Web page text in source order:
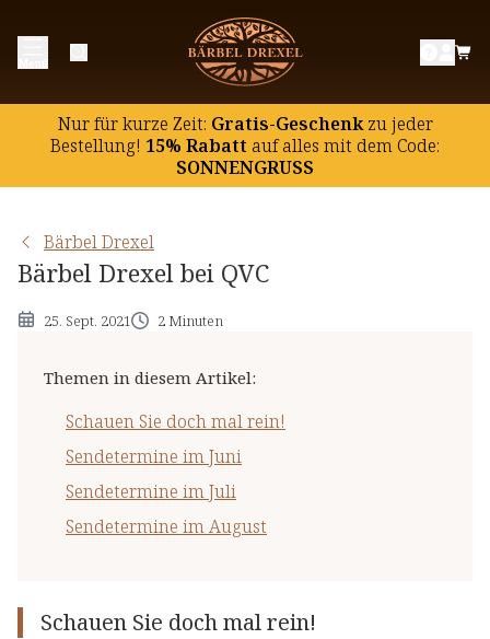
Nur für kurze Zeit: Gratis-Geschenkzu jeder
Bestellung! 15% Rabatt auf alles mit dem Code:
SONNENGRUSS
Bärbel Drexel
Bärbel Drexel bei QVC
25. Sept. 2021 2 Minuten
Themen in diesem Artikel:
Schauen Sie doch mal rein!
Sendetermine im Juni
Sendetermine im Juli
Sendetermine im August
Schauen Sie doch mal rein!
Sendetermine im Juni
Sendetermine im Juli
Sendetermine im August
Schauen Sie doch mal rein!